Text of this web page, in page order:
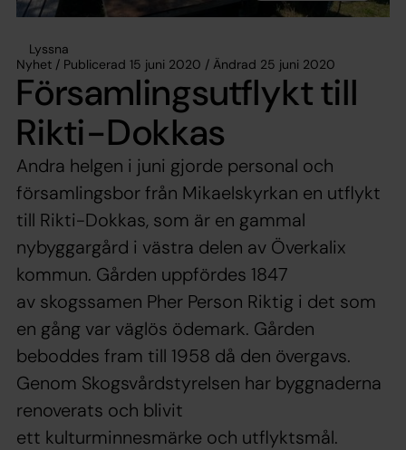
Lyssna
Nyhet / Publicerad 15 juni 2020 / Ändrad 25 juni 2020
Församlingsutflykt till
Rikti-Dokkas
Andra helgen i juni gjorde personal och
församlingsbor från Mikaelskyrkan en utflykt
till Rikti-Dokkas, som är en gammal
nybyggargård i västra delen av Överkalix
kommun. Gården uppfördes 1847
av skogssamen Pher Person Riktig i det som
en gång var väglös ödemark. Gården
beboddes fram till 1958 då den övergavs.
Genom Skogsvårdstyrelsen har byggnaderna
renoverats och blivit
ett kulturminnesmärke och utflyktsmål.